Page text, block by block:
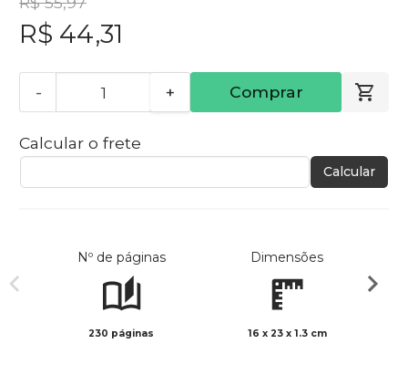
R$ 44,31
- + Comprar
Calcular o frete
Calcular
Nº de páginas
230 páginas
Dimensões
16 x 23 x 1.3 cm